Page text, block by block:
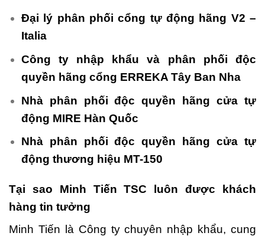
Đại lý phân phối cổng tự động hãng V2 –
Italia
Công ty nhập khẩu và phân phối độc
quyền hãng cổng ERREKA Tây Ban Nha
Nhà phân phối độc quyền hãng cửa tự
động MIRE Hàn Quốc
Nhà phân phối độc quyền hãng cửa tự
động thương hiệu MT-150
Tại sao Minh Tiến TSC luôn được khách
hàng tin tưởng
Minh Tiến là Công ty chuyên nhập khẩu, cung